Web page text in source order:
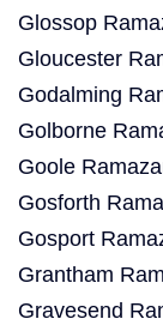
Glossop
Gloucester
Godalming
Golborne
Goole
Gosforth
Gosport
Grantham
Gravesend